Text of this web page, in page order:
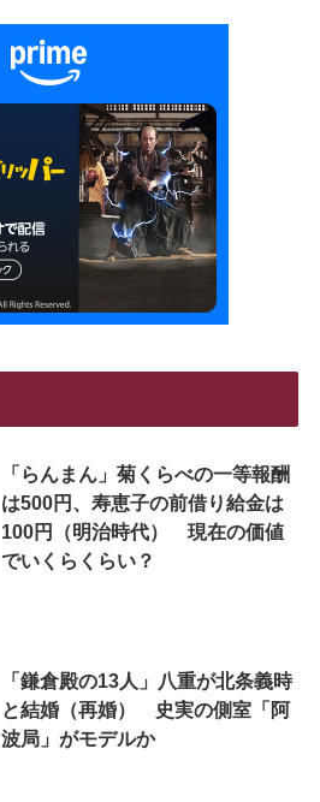
「らんまん」菊くらべの一等報酬
は500円、寿恵子の前借り給金は
100円（明治時代） 現在の価値
でいくらくらい？
「鎌倉殿の13人」八重が北条義時
と結婚（再婚） 史実の側室「阿
波局」がモデルか